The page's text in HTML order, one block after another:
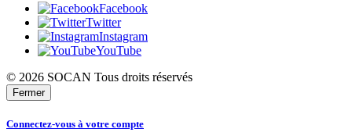
Facebook
Twitter
Instagram
YouTube
© 2026 SOCAN Tous droits réservés
Fermer
Connectez-vous à votre compte